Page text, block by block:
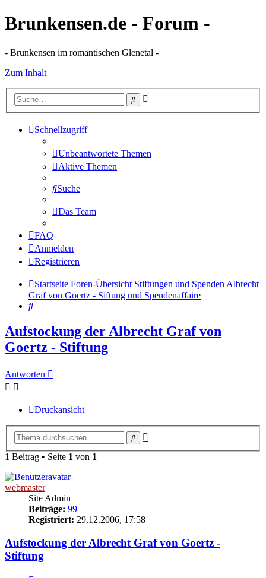
Brunkensen.de - Forum -
- Brunkensen im romantischen Glenetal -
Zum Inhalt
Suche
Schnellzugriff
Unbeantwortete Themen
Aktive Themen
Suche
Das Team
FAQ
Anmelden
Registrieren
Startseite Foren-Übersicht Stiftungen und SpendenAlbrecht
Graf von Goertz - Siftung und Spendenaffaire
Suche
Aufstockung der Albrecht Graf von
Goertz - Stiftung
Antworten
Druckansicht
Suche
1 Beitrag • Seite 1 von 1
webmaster
Site Admin
Beiträge: 99
Registriert: 29.12.2006, 17:58
Aufstockung der Albrecht Graf von Goertz -
Stiftung